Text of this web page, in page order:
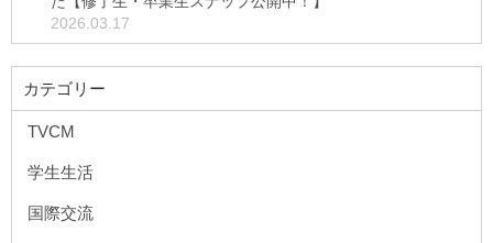
2026.03.17
カテゴリー
TVCM
学生生活
国際交流